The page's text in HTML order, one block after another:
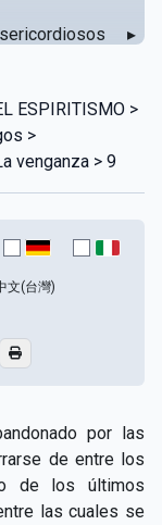
▸
que hace tu
madre
y pocos
▸
▸
ESPIRITISMO >
>
venganza > 9
文(台灣)
por las
de entre los
de los últimos
las cuales se